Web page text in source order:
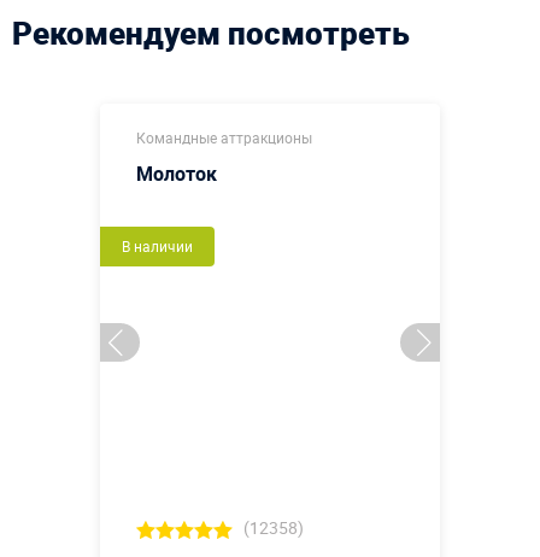
Рекомендуем посмотреть
Командные аттракционы
Молоток
В наличии
(12358)